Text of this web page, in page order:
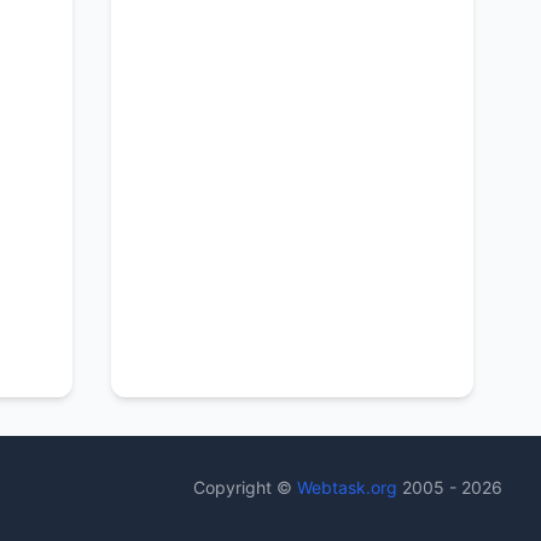
Copyright © Webtask.org 2005 - 2026